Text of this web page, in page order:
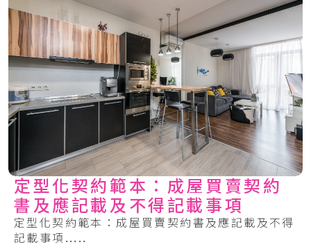
定型化契約範本：成屋買賣契約
書及應記載及不得記載事項
定型化契約範本：成屋買賣契約書及應記載及不得
記載事項.....